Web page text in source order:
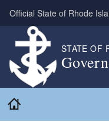
Skip to main content
Official State of Rhode
STATE OF